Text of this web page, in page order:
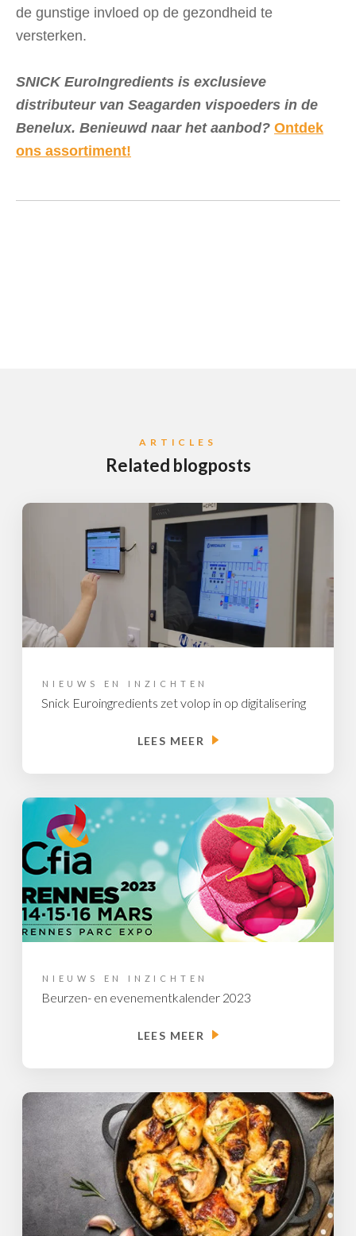
de gunstige invloed op de gezondheid te
versterken.
SNICK EuroIngredients is exclusieve
distributeur van Seagarden vispoeders in de
Benelux. Benieuwd naar het aanbod? Ontdek
ons assortiment!
ARTICLES
Related blogposts
NIEUWS EN INZICHTEN
Snick Euroingredients zet volop in op digitalisering
LEES MEER
NIEUWS EN INZICHTEN
Beurzen- en evenementkalender 2023
LEES MEER